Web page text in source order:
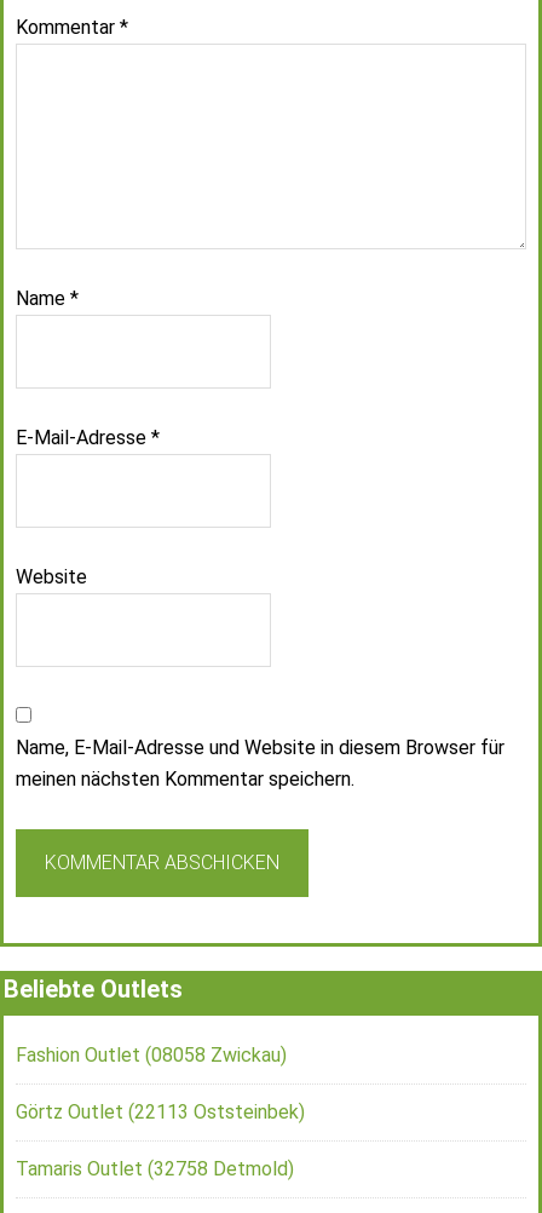
Kommentar *
Name *
E-Mail-Adresse *
Website
Name, E-Mail-Adresse und Website in diesem Browser für
meinen nächsten Kommentar speichern.
Beliebte Outlets
Fashion Outlet (08058 Zwickau)
Görtz Outlet (22113 Oststeinbek)
Tamaris Outlet (32758 Detmold)